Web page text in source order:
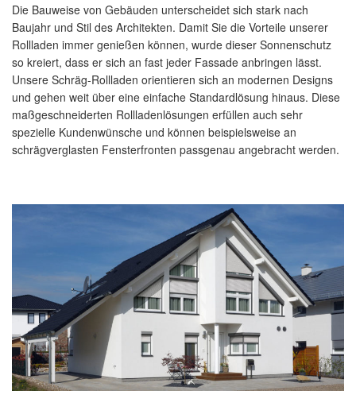
Die Bauweise von Gebäuden unterscheidet sich stark nach
Baujahr und Stil des Architekten. Damit Sie die Vorteile unserer
Rollladen immer genießen können, wurde dieser Sonnenschutz
so kreiert, dass er sich an fast jeder Fassade anbringen lässt.
Unsere Schräg-Rollladen orientieren sich an modernen Designs
und gehen weit über eine einfache Standardlösung hinaus. Diese
maßgeschneiderten Rollladenlösungen erfüllen auch sehr
spezielle Kundenwünsche und können beispielsweise an
schrägverglasten Fensterfronten passgenau angebracht werden.